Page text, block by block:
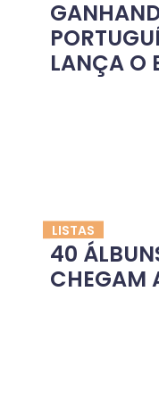
LANÇA O
LISTAS
40
CHEGAM